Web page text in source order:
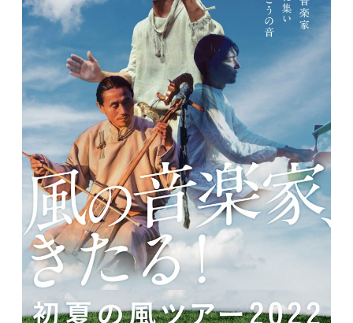
テーマ
ライブ・スケジュール
オンライン・ショップ
ギャラリー
日々のレポート
Specials
プロフィール